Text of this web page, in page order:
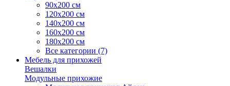
90х200 см
120х200 см
140х200 см
160х200 см
180х200 см
Все категории (7)
Мебель для прихожей
Вешалки
Модульные прихожие